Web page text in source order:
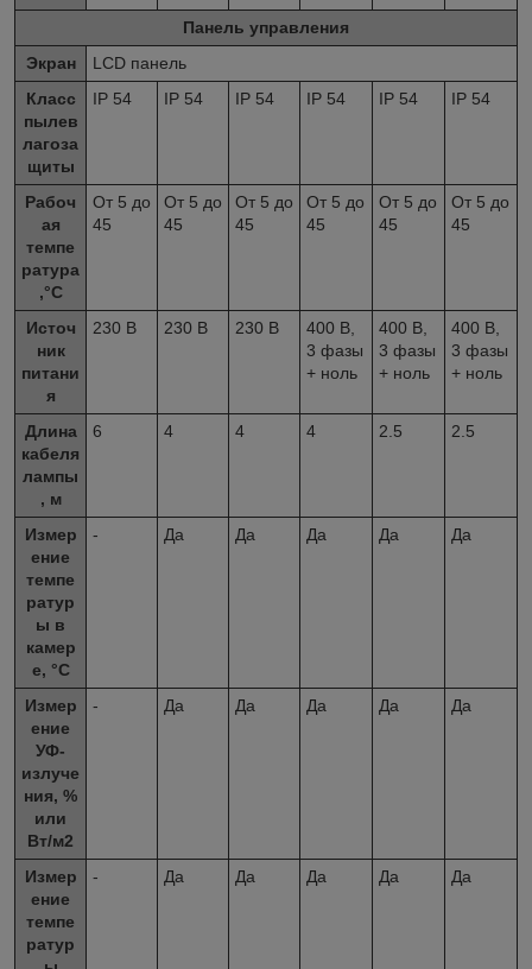
Панель управления
Экран
LCD панель
Класс
пылев
лагоза
щиты
IP 54 IP 54 IP 54 IP 54 IP 54 IP 54
Рабоч
ая
темпе
ратура
,°C
От 5 до
45
От 5 до
45
От 5 до
45
От 5 до
45
От 5 до
45
От 5 до
45
Источ
ник
питани
я
230 В 230 В 230 В
400 В,
3 фазы
+ ноль
400 В,
3 фазы
+ ноль
400 В,
3 фазы
+ ноль
Длина
кабеля
лампы
, м
6 4 4 4 2.5 2.5
Измер
ение
темпе
ратур
ы в
камер
е, °C
- Да Да Да Да Да
Измер
ение
УФ-
излуче
ния, %
или
Вт/м2
- Да Да Да Да Да
Измер
ение
темпе
ратур
- Да Да Да Да Да